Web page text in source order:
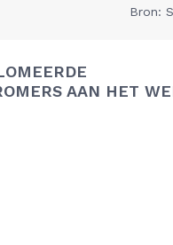
Bron:
AAN HET